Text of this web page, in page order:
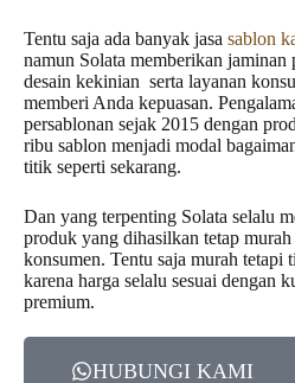
Tentu saja ada banyak jasa sablon
namun Solata memberikan jaminan
desain kekinian serta layanan
memberi Anda kepuasan.
persablonan sejak 2015 dengan
ribu sablon menjadi modal
titik seperti sekarang.
Dan yang terpenting Solata selalu
produk yang dihasilkan tetap
konsumen. Tentu saja murah tetapi
karena harga selalu sesuai dengan
premium.
HUBUNGI KAMI